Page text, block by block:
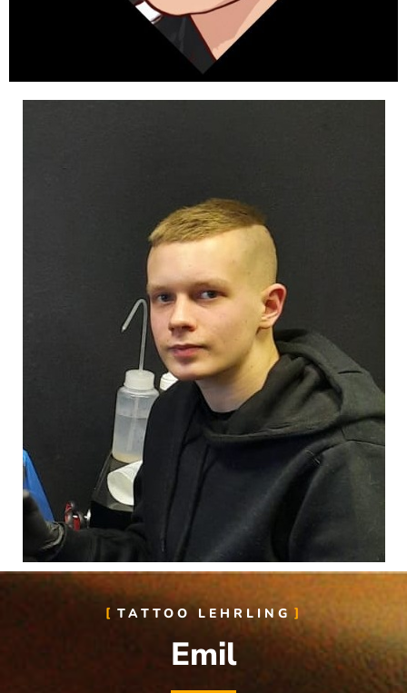
TATTOO LEHRLING
Emil